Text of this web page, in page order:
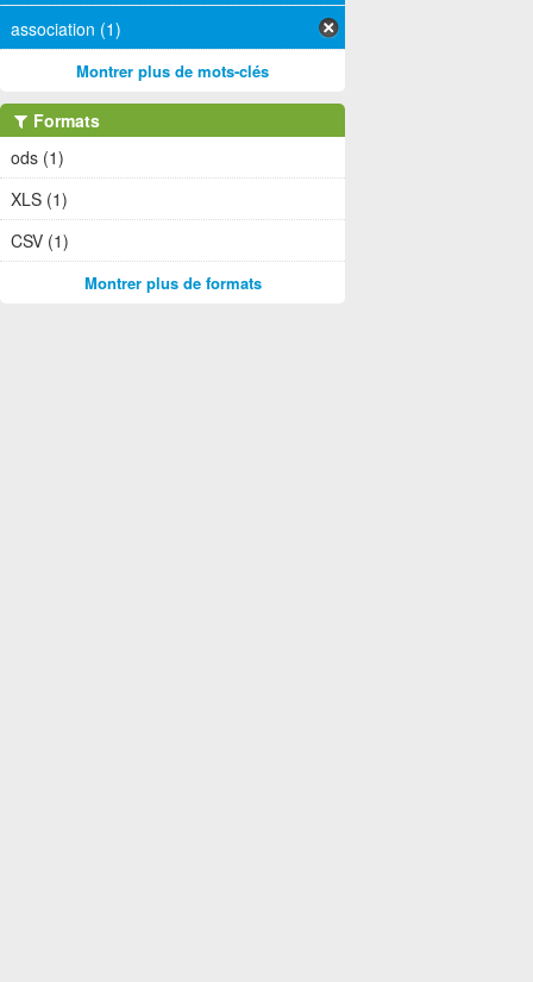
association (1)
Montrer plus de mots-clés
Formats
ods (1)
XLS (1)
CSV (1)
Montrer plus de formats